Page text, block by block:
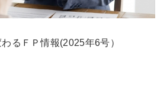
るＦＰ情報(2025年6号）